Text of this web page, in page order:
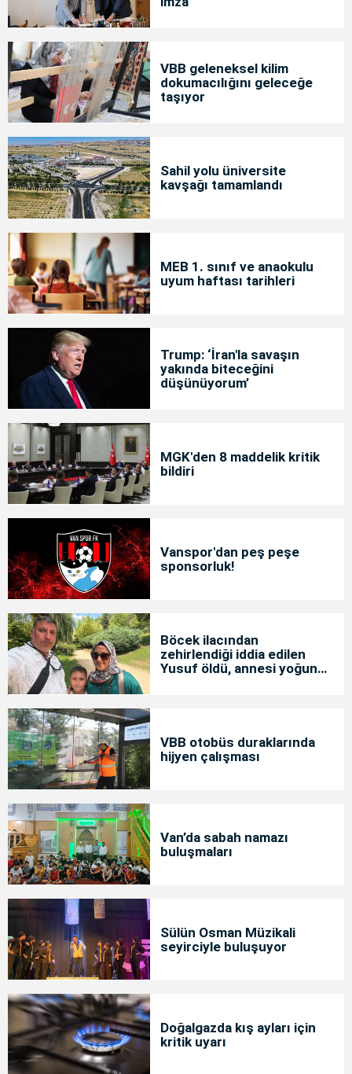
VBB geleneksel kilim
dokumacılığını geleceğe
taşıyor
Sahil yolu üniversite
kavşağı tamamlandı
MEB 1. sınıf ve anaokulu
uyum haftası tarihleri
Trump: ‘İran'la savaşın
yakında biteceğini
düşünüyorum’
MGK'den 8 maddelik kritik
bildiri
Vanspor'dan peş peşe
sponsorluk!
Böcek ilacından
zehirlendiği iddia edilen
Yusuf öldü, annesi yoğun
VBB otobüs duraklarında
hijyen çalışması
Van’da sabah namazı
buluşmaları
Sülün Osman Müzikali
seyirciyle buluşuyor
Doğalgazda kış ayları için
kritik uyarı